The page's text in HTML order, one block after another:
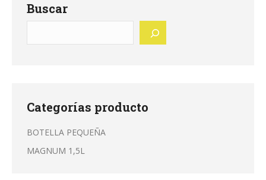
Buscar
Categorías producto
BOTELLA PEQUEÑA
MAGNUM 1,5L